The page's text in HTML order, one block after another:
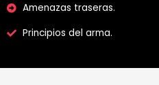
Amenazas traseras.
Principios del arma.